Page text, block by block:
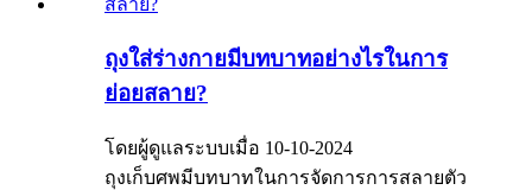
ถุงใส่ร่างกายมีบทบาทอย่างไรในการ
ย่อยสลาย?
โดยผู้ดูแลระบบเมื่อ 10-10-2024
ถุงเก็บศพมีบทบาทในการจัดการการสลายตัว